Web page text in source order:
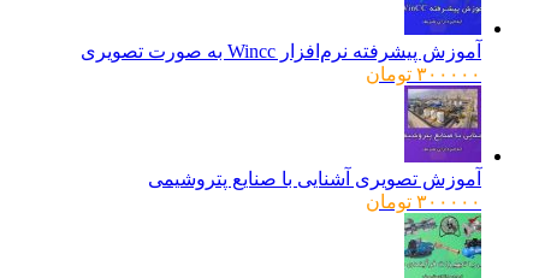
آموزش پیشرفته نرم‌افزار Wincc به صورت تصویری
۳۰۰۰۰۰ تومان
آموزش تصویری آشنایی با صنایع پتروشیمی
۳۰۰۰۰۰ تومان